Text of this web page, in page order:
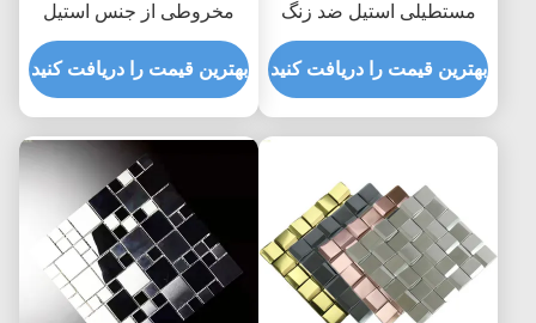
مستطیلی استیل ضد زنگ
پشت اسپلش ضد سایش
بهترین قیمت را دریافت کنید
مخروطی از جنس استیل
ضد زنگ برای تزئین دیوار
JIS نقره ای طلایی
بهترین قیمت را دریافت کنید